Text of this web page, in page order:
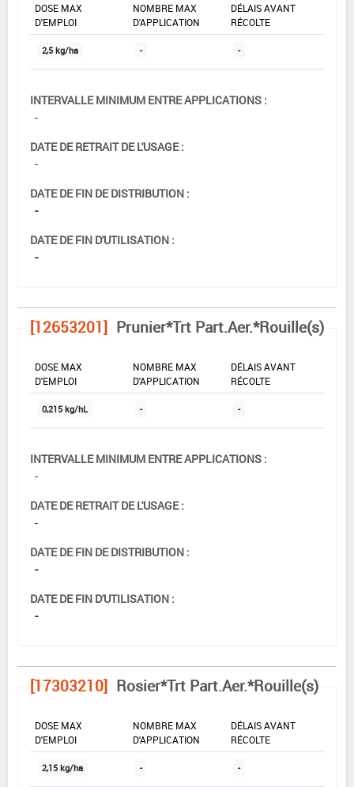
DOSE MAX
D'EMPLOI
NOMBRE MAX
D'APPLICATION
DÉLAIS AVANT
RÉCOLTE
2,5 kg/ha - -
INTERVALLE MINIMUM ENTRE APPLICATIONS :
-
DATE DE RETRAIT DE L'USAGE :
-
DATE DE FIN DE DISTRIBUTION :
-
DATE DE FIN D'UTILISATION :
-
[12653201] Prunier*Trt Part.Aer.*Rouille(s)
DOSE MAX
D'EMPLOI
NOMBRE MAX
D'APPLICATION
DÉLAIS AVANT
RÉCOLTE
0,215 kg/hL - -
INTERVALLE MINIMUM ENTRE APPLICATIONS :
-
DATE DE RETRAIT DE L'USAGE :
-
DATE DE FIN DE DISTRIBUTION :
-
DATE DE FIN D'UTILISATION :
-
[17303210] Rosier*Trt Part.Aer.*Rouille(s)
DOSE MAX
D'EMPLOI
NOMBRE MAX
D'APPLICATION
DÉLAIS AVANT
RÉCOLTE
2,15 kg/ha - -